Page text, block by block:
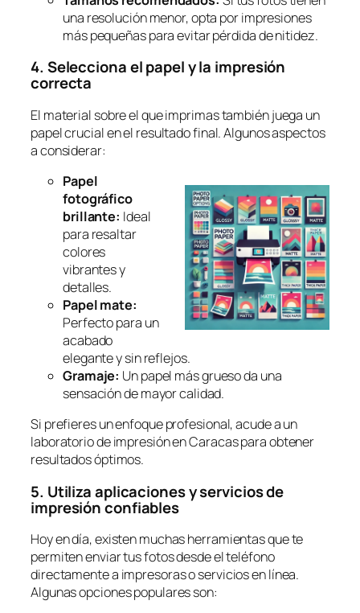
una resolución menor, opta por impresiones
más pequeñas para evitar pérdida de nitidez.
4. Selecciona el papel y la impresión
correcta
El material sobre el que imprimas también juega un
papel crucial en el resultado final. Algunos aspectos
a considerar:
Papel
fotográfico
brillante: Ideal
para resaltar
colores
vibrantes y
detalles.
Papel mate:
Perfecto para un
acabado
elegante y sin reflejos.
Gramaje: Un papel más grueso da una
sensación de mayor calidad.
Si prefieres un enfoque profesional, acude a un
laboratorio de impresión en Caracas para obtener
resultados óptimos.
5. Utiliza aplicaciones y servicios de
impresión confiables
Hoy en día, existen muchas herramientas que te
permiten enviar tus fotos desde el teléfono
directamente a impresoras o servicios en línea.
Algunas opciones populares son: